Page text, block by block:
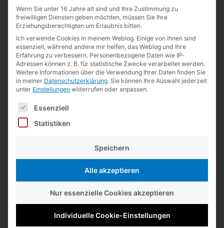
Auf­stel­ler (1952)
Wenn Sie unter 16 Jahre alt sind und Ihre Zustimmung zu
freiwilligen Diensten geben möchten, müssen Sie Ihre
Erziehungsberechtigten um Erlaubnis bitten.
Ich verwende Cookies in meinem Weblog. Einige von ihnen sind
essenziell, während andere mir helfen, das Weblog und Ihre
Erfahrung zu verbessern. Personenbezogene Daten wie IP-
Adressen können z. B. für statistische Zwecke verarbeitet werden.
Weitere Informationen über die Verwendung Ihrer Daten finden Sie
in meiner Datenschutzerklärung. Sie können Ihre Auswahl jederzeit
unter Einstellungen widerrufen oder anpassen.
Es folgt eine Liste der Service-Gruppen, für die eine
Essenziell
Statistiken
Speichern
Alle akzeptieren
Nur essenzielle Cookies akzeptieren
Individuelle Cookie-Einstellungen